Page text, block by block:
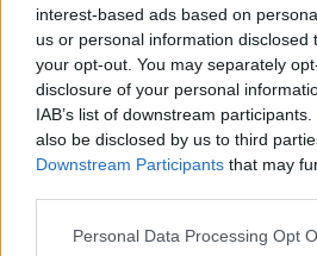
interest-based ads based on
us or personal information disclosed
your opt-out. You may separately
disclosure of your personal
IAB’s list of downstream
also be disclosed by us to third
Downstream Participants that may
Please note that this website/app
Personal Data Processing Opt
Τις σοβαρές ελλείψεις
φαρμάκου
απατεώνες